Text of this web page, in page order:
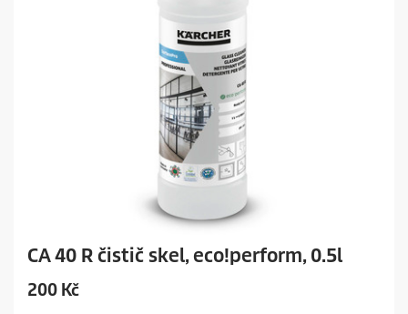
CA 40 R čistič skel, eco!perform, 0.5l
C
200 Kč